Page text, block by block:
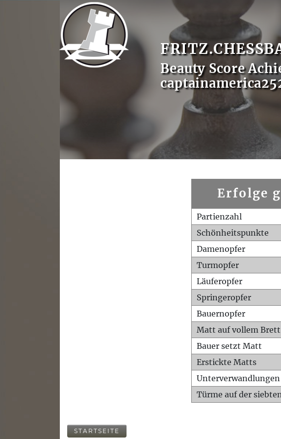
Beauty Score
Erfolge
Partienzahl
Schönheitspunkte
Damenopfer
Turmopfer
Läuferopfer
Springeropfer
Bauernopfer
Matt auf vollem Brett
Bauer setzt Matt
Erstickte Matts
Unterverwandlungen
Türme auf der
STARTSEITE